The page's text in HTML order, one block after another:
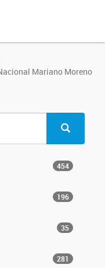
Mariano Moreno
454
196
35
281